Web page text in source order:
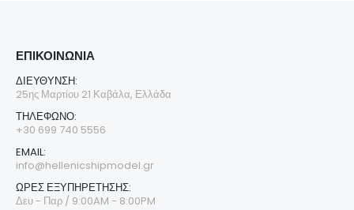
ΕΠΙΚΟΙΝΩΝΊΑ
ΔΙΕΎΘΥΝΣΗ:
25ης Μαρτίου 21 Καβάλα, Ελλάδα
ΤΗΛΈΦΩΝΟ:
+30 699 740 5556
EMAIL:
info@hellenicshipmodel.gr
ΩΡΕΣ ΕΞΥΠΗΡΕΤΗΣΗΣ:
Δευ - Παρ / 9:00AM - 8:00PM